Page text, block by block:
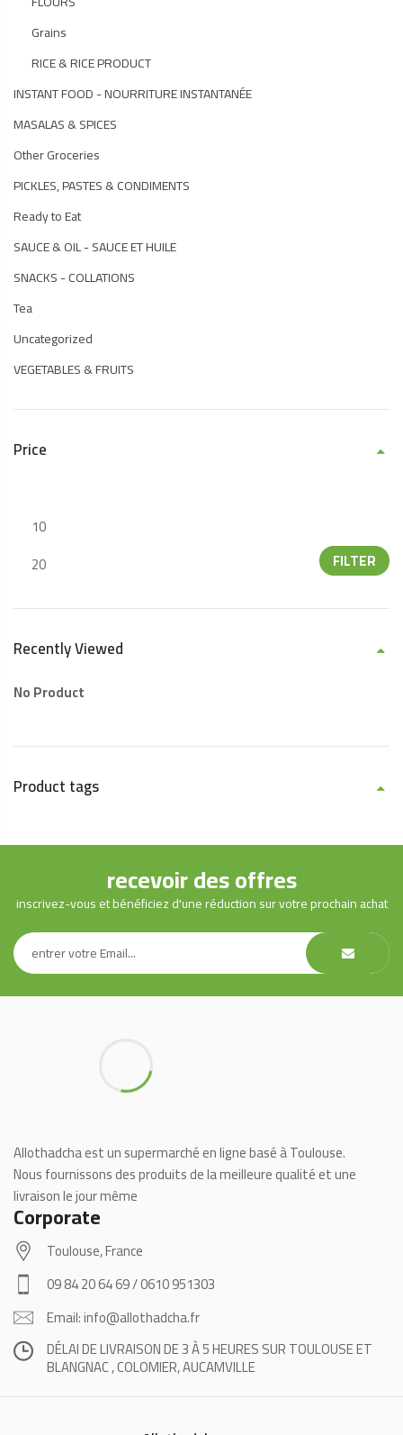
Grains
RICE & RICE PRODUCT
INSTANT FOOD - NOURRITURE INSTANTANÉE
MASALAS & SPICES
Other Groceries
PICKLES, PASTES & CONDIMENTS
Ready to Eat
SAUCE & OIL - SAUCE ET HUILE
SNACKS - COLLATIONS
Tea
Uncategorized
VEGETABLES & FRUITS
Price
FILTER
Recently Viewed
No Product
Product tags
recevoir des offres
inscrivez-vous et bénéficiez d'une réduction sur votre prochain achat
Allothadcha est un supermarché en ligne basé à Toulouse.
Nous fournissons des produits de la meilleure qualité et une
livraison le jour même
Corporate
Toulouse, France
09 84 20 64 69 / 0610 951303
Email: info@allothadcha.fr
DÉLAI DE LIVRAISON DE 3 À 5 HEURES SUR TOULOUSE ET
BLANGNAC , COLOMIER, AUCAMVILLE